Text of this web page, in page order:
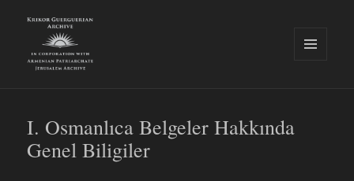
I. Osmanlıca Belgeler Hakkında
Genel Biligiler